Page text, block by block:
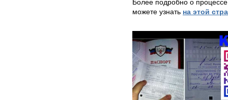
Более подробно о
можете узнать на этой